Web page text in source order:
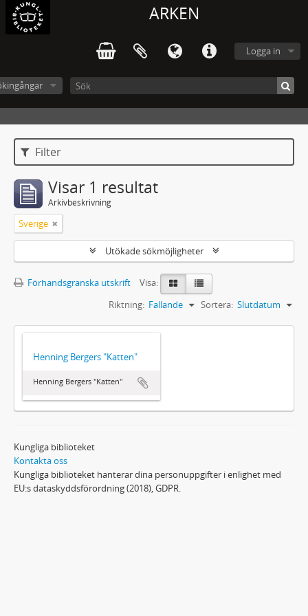
ARKEN
Logga in
Filter
Visar 1 resultat
Arkivbeskrivning
Sverige
Utökade sökmöjligheter
Förhandsgranska utskrift
Visa:
Sortera: Slutdatum
Riktning: Fallande
Henning Bergers "Katten"
Henning Bergers "Katten"
Kungliga biblioteket
Kontakta oss
Kungliga biblioteket hanterar dina personuppgifter i enlighet med
EU:s dataskyddsförordning (2018), GDPR.